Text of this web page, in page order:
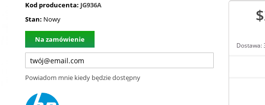
Kod producenta: JG936A
Stan: Nowy
Na zamówienie
Powiadom mnie kiedy będzie dostępny
Dostawa: